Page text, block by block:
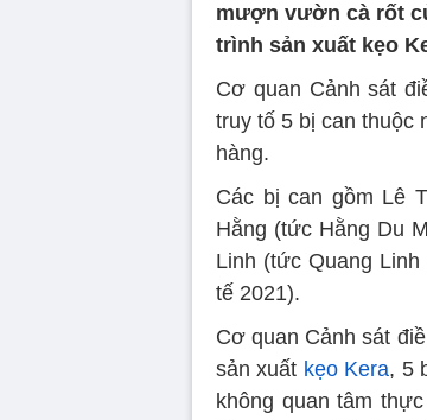
mượn vườn cà rốt
trình sản xuất kẹo
Cơ quan Cảnh sát
truy tố 5 bị can thuộc
hàng.
Các bị can gồm Lê
Hằng (tức Hằng Du
Linh (tức Quang
tế 2021).
Cơ quan Cảnh sát
sản xuất kẹo Kera, 5
không quan tâm